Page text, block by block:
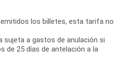
emitidos los billetes, esta tarifa no
a gastos de anulación si
de 25 días de antelación a la